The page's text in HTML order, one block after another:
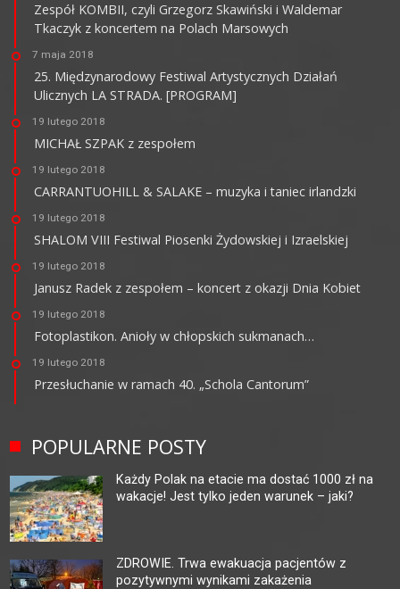
Zespół KOMBII, czyli Grzegorz Skawiński i Waldemar
Tkaczyk z koncertem na Polach Marsowych
7 maja 2018
25. Międzynarodowy Festiwal Artystycznych Działań
Ulicznych LA STRADA. [PROGRAM]
19 lutego 2018
MICHAŁ SZPAK z zespołem
19 lutego 2018
CARRANTUOHILL & SALAKE – muzyka i taniec irlandzki
19 lutego 2018
SHALOM VIII Festiwal Piosenki Żydowskiej i Izraelskiej
19 lutego 2018
Janusz Radek z zespołem – koncert z okazji Dnia Kobiet
19 lutego 2018
Fotoplastikon. Anioły w chłopskich sukmanach…
19 lutego 2018
Przesłuchanie w ramach 40. „Schola Cantorum”
POPULARNE POSTY
Każdy Polak na etacie ma dostać 1000 zł na
wakacje! Jest tylko jeden warunek – jaki?
ZDROWIE. Trwa ewakuacja pacjentów z
pozytywnymi wynikami zakażenia